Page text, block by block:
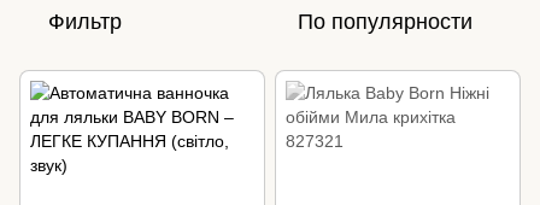
Фильтр По популярности